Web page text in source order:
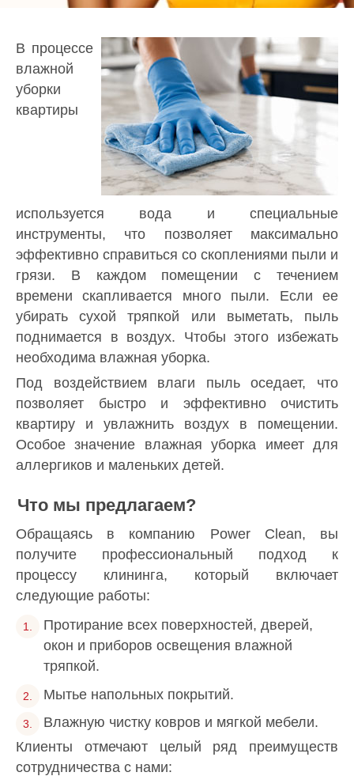
В процессе
влажной
уборки
квартиры
используется вода и специальные
инструменты, что позволяет максимально
эффективно справиться со скоплениями пыли и
грязи. В каждом помещении с течением
времени скапливается много пыли. Если ее
убирать сухой тряпкой или выметать, пыль
поднимается в воздух. Чтобы этого избежать
необходима влажная уборка.
Под воздействием влаги пыль оседает, что
позволяет быстро и эффективно очистить
квартиру и увлажнить воздух в помещении.
Особое значение влажная уборка имеет для
аллергиков и маленьких детей.
Что мы предлагаем?
Обращаясь в компанию Power Clean, вы
получите профессиональный подход к
процессу клининга, который включает
следующие работы:
Протирание всех поверхностей, дверей,
окон и приборов освещения влажной
тряпкой.
Мытье напольных покрытий.
Влажную чистку ковров и мягкой мебели.
Клиенты отмечают целый ряд преимуществ
сотрудничества с нами: